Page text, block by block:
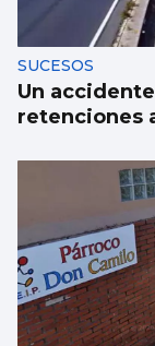
SUCESOS
Un
retenciones